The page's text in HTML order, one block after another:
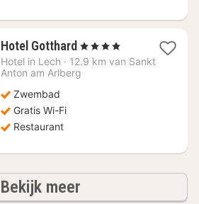
Hotel Gotthard 1
nacht
vanaf
€
, 4 Sterren
Hotel in Lech · 12.9 km van Sankt
Anton am Arlberg
Zwembad
Gratis Wi-Fi
Restaurant
Bekijk meerhotels